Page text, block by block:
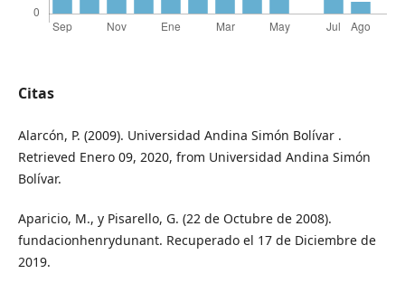
Citas
Alarcón, P. (2009). Universidad Andina Simón Bolívar .
Retrieved Enero 09, 2020, from Universidad Andina Simón
Bolívar.
Aparicio, M., y Pisarello, G. (22 de Octubre de 2008).
fundacionhenrydunant. Recuperado el 17 de Diciembre de
2019.